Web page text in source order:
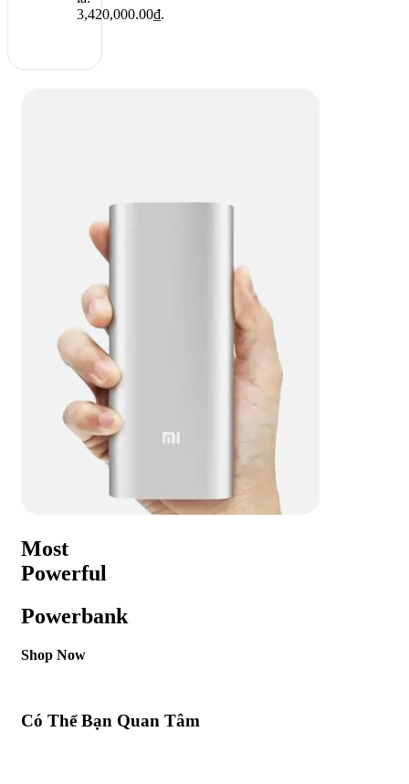
3,420,000.00₫.
Most
Powerful
Powerbank
Shop Now
Có Thể Bạn Quan Tâm